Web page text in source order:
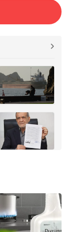
么。